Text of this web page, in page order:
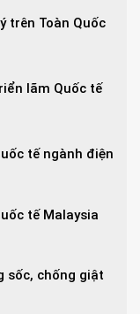
trên Toàn Quốc
lãm Quốc tế
tế ngành điện
tế Malaysia
sốc, chống giật